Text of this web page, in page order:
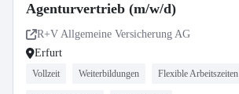
Agenturvertrieb (m/w/d)
R+V Allgemeine Versicherung AG
Erfurt
Vollzeit Weiterbildungen Flexible Arbeitszeiten